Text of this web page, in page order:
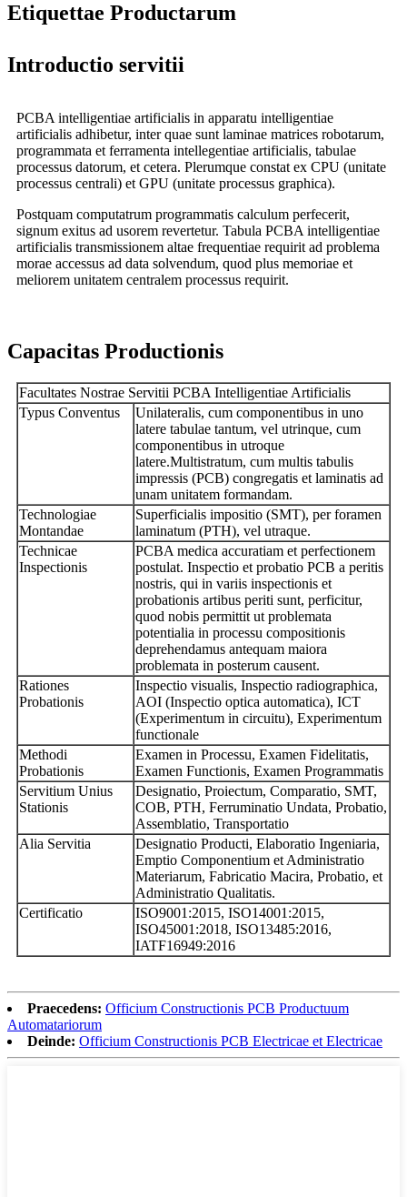
Etiquettae Productarum
Introductio servitii
PCBA intelligentiae artificialis in apparatu intelligentiae
artificialis adhibetur, inter quae sunt laminae matrices robotarum,
programmata et ferramenta intellegentiae artificialis, tabulae
processus datorum, et cetera. Plerumque constat ex CPU (unitate
processus centrali) et GPU (unitate processus graphica).
Postquam computatrum programmatis calculum perfecerit,
signum exitus ad usorem revertetur. Tabula PCBA intelligentiae
artificialis transmissionem altae frequentiae requirit ad problema
morae accessus ad data solvendum, quod plus memoriae et
meliorem unitatem centralem processus requirit.
Capacitas Productionis
Facultates Nostrae Servitii PCBA Intelligentiae Artificialis
Typus Conventus
Unilateralis, cum componentibus in uno
latere tabulae tantum, vel utrinque, cum
componentibus in utroque
latere.Multistratum, cum multis tabulis
impressis (PCB) congregatis et laminatis ad
unam unitatem formandam.
Technologiae
Montandae
Superficialis impositio (SMT), per foramen
laminatum (PTH), vel utraque.
Technicae
Inspectionis
PCBA medica accuratiam et perfectionem
postulat. Inspectio et probatio PCB a peritis
nostris, qui in variis inspectionis et
probationis artibus periti sunt, perficitur,
quod nobis permittit ut problemata
potentialia in processu compositionis
deprehendamus antequam maiora
problemata in posterum causent.
Rationes
Probationis
Inspectio visualis, Inspectio radiographica,
AOI (Inspectio optica automatica), ICT
(Experimentum in circuitu), Experimentum
functionale
Methodi
Probationis
Examen in Processu, Examen Fidelitatis,
Examen Functionis, Examen Programmatis
Servitium Unius
Stationis
Designatio, Proiectum, Comparatio, SMT,
COB, PTH, Ferruminatio Undata, Probatio,
Assemblatio, Transportatio
Alia Servitia
Designatio Producti, Elaboratio Ingeniaria,
Emptio Componentium et Administratio
Materiarum, Fabricatio Macira, Probatio, et
Administratio Qualitatis.
Certificatio
ISO9001:2015, ISO14001:2015,
ISO45001:2018, ISO13485:2016,
IATF16949:2016
Praecedens: Officium Constructionis PCB Productuum
Automatariorum
Deinde: Officium Constructionis PCB Electricae et Electricae